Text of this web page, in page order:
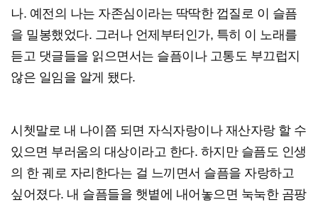
나. 예전의 나는 자존심이라는 딱딱한 껍질로 이 슬픔
을 밀봉했었다. 그러나 언제부터인가, 특히 이 노래를
듣고 댓글들을 읽으면서는 슬픔이나 고통도 부끄럽지
않은 일임을 알게 됐다.
시쳇말로 내 나이쯤 되면 자식자랑이나 재산자랑 할 수
있으면 부러움의 대상이라고 한다. 하지만 슬픔도 인생
의 한 궤로 자리한다는 걸 느끼면서 슬픔을 자랑하고
싶어졌다. 내 슬픔들을 햇볕에 내어놓으면 눅눅한 곰팡